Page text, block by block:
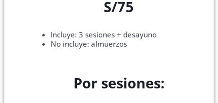
S/75
Incluye: 3 sesiones + desayuno
No incluye: almuerzos
Por sesiones: